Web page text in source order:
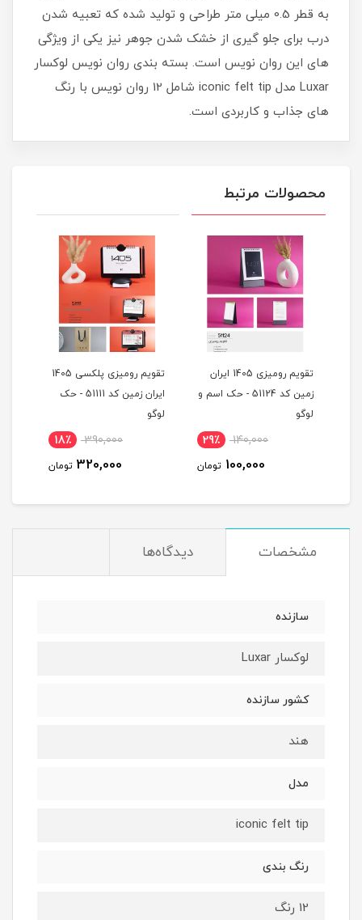
به قطر 0.5 میلی متر طراحی و تولید شده که تعبیه شدن
درب برای جلو گیری از خشک شدن جوهر نیز یکی از ویژگی
های این روان نویس است. بسته بندی روان نویس لوکسار
Luxar مدل iconic felt tip شامل 12 روان نویس با رنگ
های جذاب و کاربردی است.
محصولات مرتبط
تقویم رومیزی 1405 ایران
زمین کد 51124 - حک اسم و
لوگو
140,000 29٪
100,000 تومان
تقویم رومیزی پلکسی 1405
ایران زمین کد 51111 - حک
لوگو
390,000 18٪
320,000 تومان
مشخصات دیدگاه‌ها
سازنده
لوکسار Luxar
کشور سازنده
هند
مدل
iconic felt tip
رنگ بندی
12 رنگ